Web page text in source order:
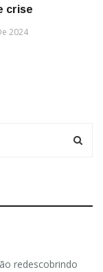
crise
2024
redescobrindo